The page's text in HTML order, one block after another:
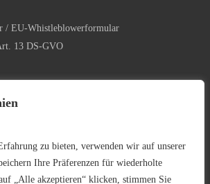
zu bieten, verwenden wir auf unserer
Ihre Präferenzen für wiederholte
„Alle akzeptieren“ klicken, stimmen Sie
/ EU-Whistleblowerformular
13 DS-GVO